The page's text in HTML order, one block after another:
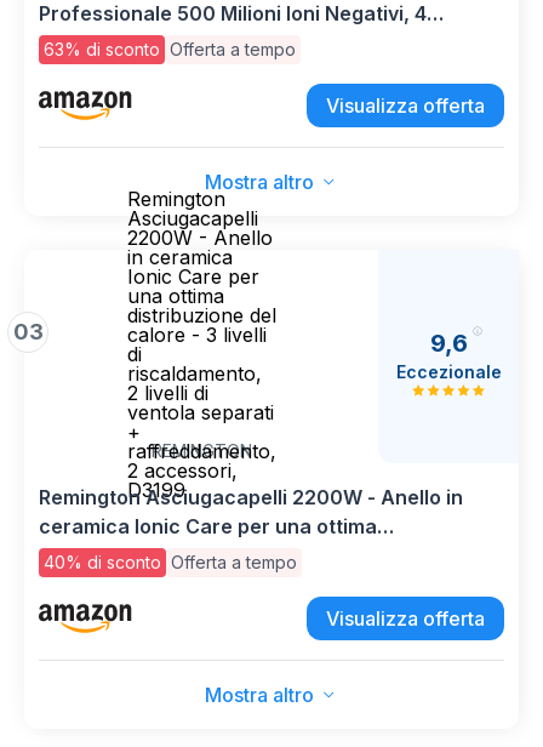
Professionale 500 Milioni Ioni Negativi, 4
Temperature 3 Velocità, Display LED,
Termoregolazione intelligente, Basso Rumore, 2
Accessori Magnetici
63% di sconto Offerta a tempo
Visualizza offerta
Mostra altro
03
Remington
Asciugacapelli
2200W - Anello
in ceramica
Ionic Care per
una ottima
distribuzione del
calore - 3 livelli
di
riscaldamento,
2 livelli di
ventola separati
+
raffreddamento,
2 accessori,
D3199
REMINGTON
9,6
Eccezionale
Remington Asciugacapelli 2200W - Anello in
ceramica Ionic Care per una ottima
distribuzione del calore - 3 livelli di
riscaldamento, 2 livelli di ventola separati +
raffreddamento, 2 accessori, D3199
40% di sconto Offerta a tempo
Visualizza offerta
Mostra altro